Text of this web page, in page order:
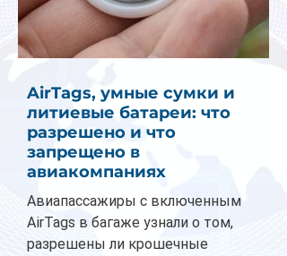
AirTags, умные сумки и
литиевые батареи: что
разрешено и что
запрещено в
авиакомпаниях
Авиапассажиры с включенным
AirTags в багаже узнали о том,
разрешены ли крошечные